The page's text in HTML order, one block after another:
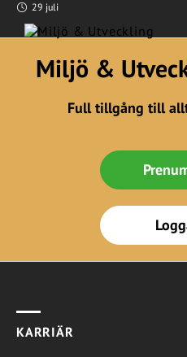
29 juli
Miljö &
Full tillgång till
KARRIÄR